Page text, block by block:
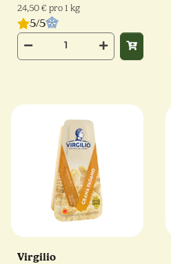
24,50 € pro 1 kg
5/5
Virgilio